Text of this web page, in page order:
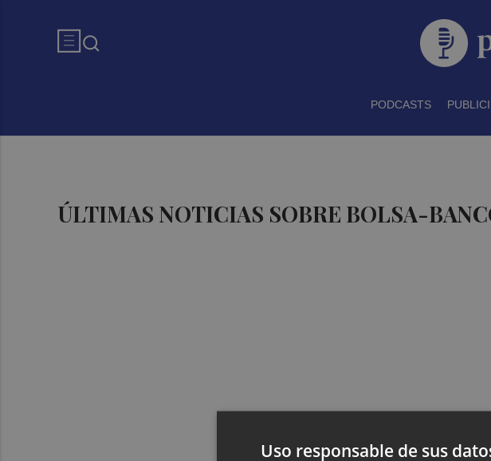
PODCASTS
ÚLTIMAS NOTICIAS SOBRE BOLSA-
Uso responsable de sus